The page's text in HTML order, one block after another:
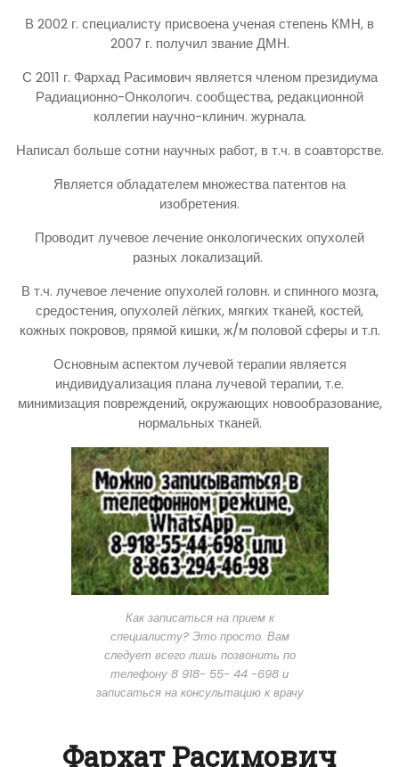
В 2002 г. специалисту присвоена ученая степень КМН, в
2007 г. получил звание ДМН.
С 2011 г. Фархад Расимович является членом президиума
Радиационно-Онкологич. сообщества, редакционной
коллегии научно-клинич. журнала.
Написал больше сотни научных работ, в т.ч. в соавторстве.
Является обладателем множества патентов на
изобретения.
Проводит лучевое лечение онкологических опухолей
разных локализаций.
В т.ч. лучевое лечение опухолей головн. и спинного мозга,
средостения, опухолей лёгких, мягких тканей, костей,
кожных покровов, прямой кишки, ж/м половой сферы и т.п.
Основным аспектом лучевой терапии является
индивидуализация плана лучевой терапии, т.е.
минимизация повреждений, окружающих новообразование,
нормальных тканей.
Как записаться на прием к
специалисту? Это просто. Вам
следует всего лишь позвонить по
телефону 8 918- 55- 44 -698 и
записаться на консультацию к врачу
Фархат Расимович